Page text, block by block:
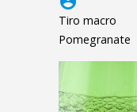
Tiro macro
Pomegranate